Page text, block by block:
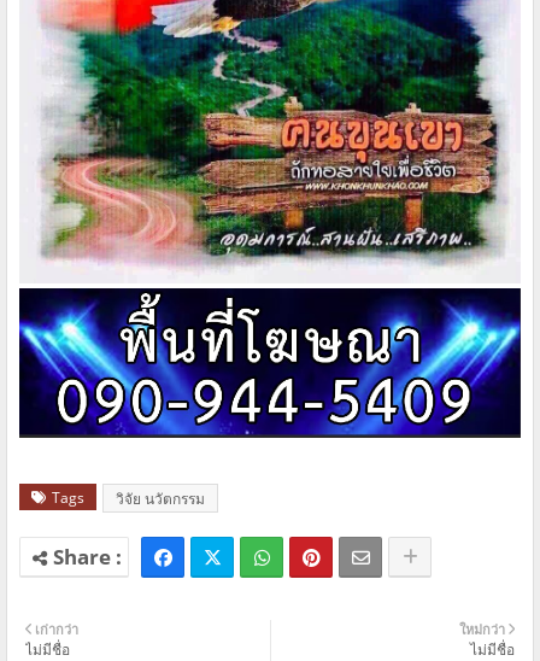
Tags วิจัย นวัตกรรม
ใหม่กว่า
ไม่มีชื่อ
เก่ากว่า
ไม่มีชื่อ